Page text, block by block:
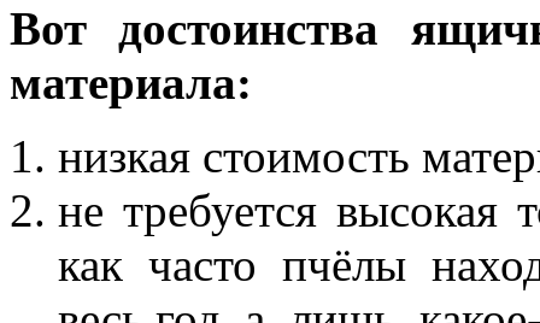
Вот достоинства
материала:
низкая стоимость
не требуется высокая
как часто пчёлы